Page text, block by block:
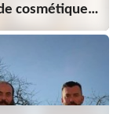
cosmétiques
réconcilier la